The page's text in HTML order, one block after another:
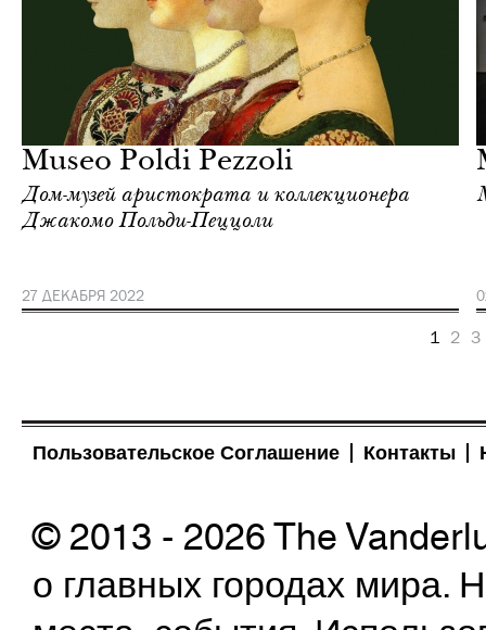
Museo Poldi Pezzoli
Дом-музей аристократа и коллекционера
Джакомо Польди-Пеццоли
27 ДЕКАБРЯ 2022
1 2 3
Пользовательское Соглашение Контакты
© 2013 - 2026 The
о главных городах